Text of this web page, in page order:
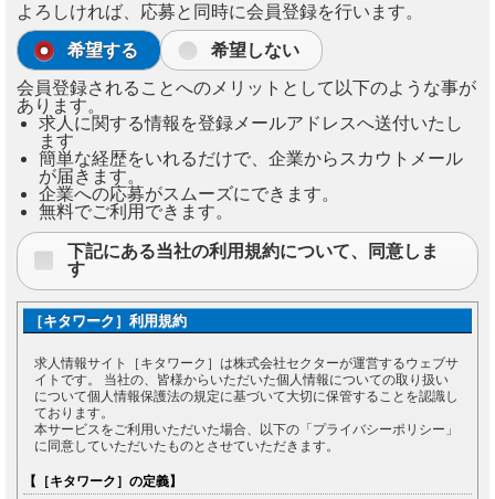
よろしければ、応募と同時に会員登録を行います。
希望する 希望しない
会員登録されることへのメリットとして以下のような事が
あります。
求人に関する情報を登録メールアドレスへ送付いたし
ます
簡単な経歴をいれるだけで、企業からスカウトメール
が届きます。
企業への応募がスムーズにできます。
無料でご利用できます。
下記にある当社の利用規約について、同意しま
す
［キタワーク］利用規約
求人情報サイト［キタワーク］は株式会社セクターが運営するウェブサ
イトです。 当社の、皆様からいただいた個人情報についての取り扱い
について個人情報保護法の規定に基づいて大切に保管することを認識し
ております。
本サービスをご利用いただいた場合、以下の「プライバシーポリシー」
に同意していただいたものとさせていただきます。
【［キタワーク］の定義】